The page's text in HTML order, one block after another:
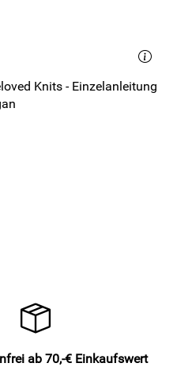
Knits - Einzelanleitung
ab 70,-€ Einkaufswert